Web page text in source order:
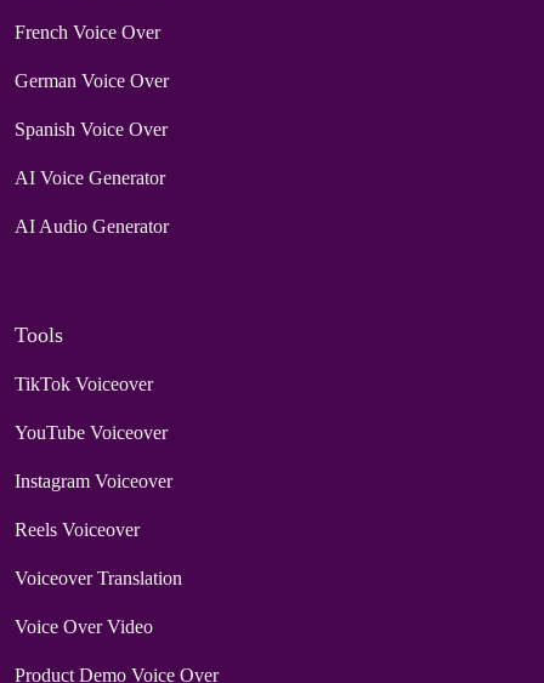
French Voice Over
German Voice Over
Spanish Voice Over
AI Voice Generator
AI Audio Generator
Tools
TikTok Voiceover
YouTube Voiceover
Instagram Voiceover
Reels Voiceover
Voiceover Translation
Voice Over Video
Product Demo Voice Over